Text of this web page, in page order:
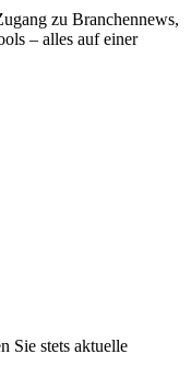
zu Branchennews,
– alles auf einer
Sie stets aktuelle